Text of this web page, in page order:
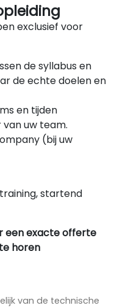
exclusief voor
de syllabus en
de echte doelen en
en tijden
uw team.
(bij uw
startend
een exacte offerte
horen
van de technische